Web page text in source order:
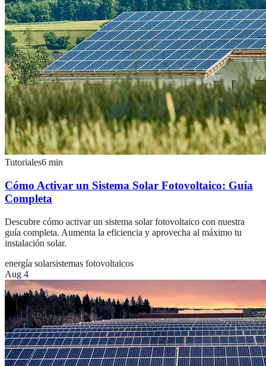
Tutoriales6 min
Cómo Activar un Sistema Solar Fotovoltaico: Guía
Completa
Descubre cómo activar un sistema solar fotovoltaico con nuestra
guía completa. Aumenta la eficiencia y aprovecha al máximo tu
instalación solar.
energía solarsistemas fotovoltaicos
Aug 4